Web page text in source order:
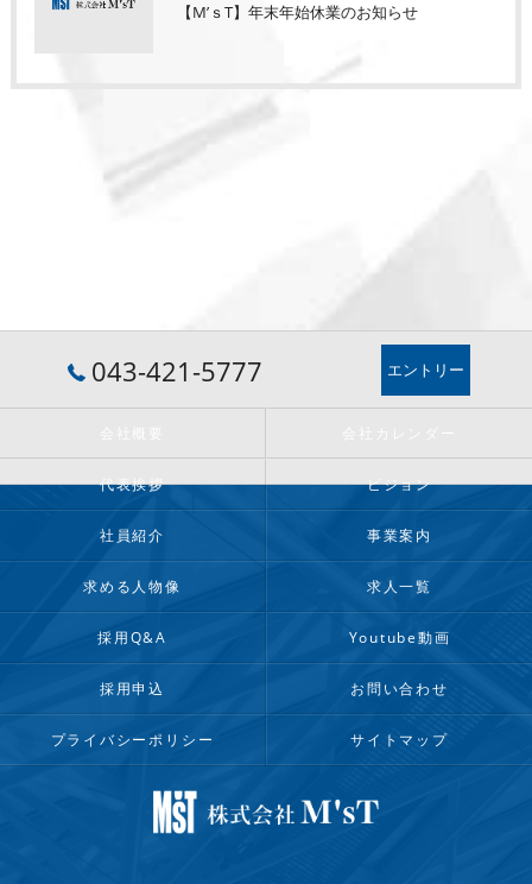
【M’ｓT】年末年始休業のお知らせ
043-421-5777 エントリー
代表挨拶 ビジョン
社員紹介 事業案内
求める人物像 求人一覧
採用Q&A Youtube動画
採用申込 お問い合わせ
プライバシーポリシー サイトマップ